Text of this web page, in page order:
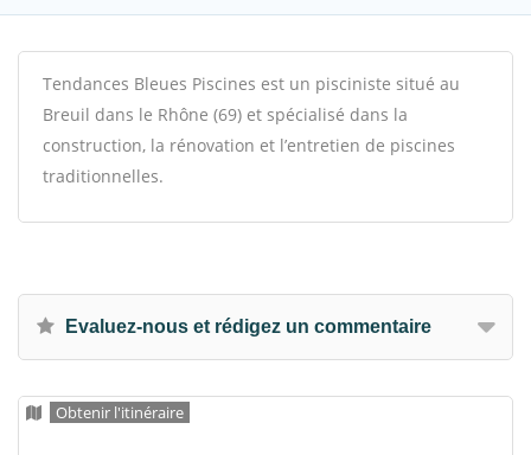
Tendances Bleues Piscines est un pisciniste situé au
Breuil dans le Rhône (69) et spécialisé dans la
construction, la rénovation et l’entretien de piscines
traditionnelles.
Evaluez-nous et rédigez un commentaire
Obtenir l'itinéraire